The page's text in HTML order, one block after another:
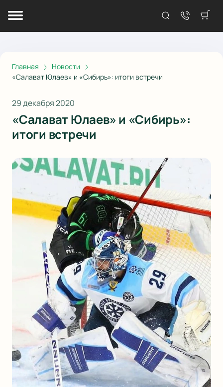
Главная
Новости
«Салават Юлаев» и «Сибирь»: итоги встречи
29 декабря 2020
«Салават Юлаев» и «Сибирь»:
итоги встречи